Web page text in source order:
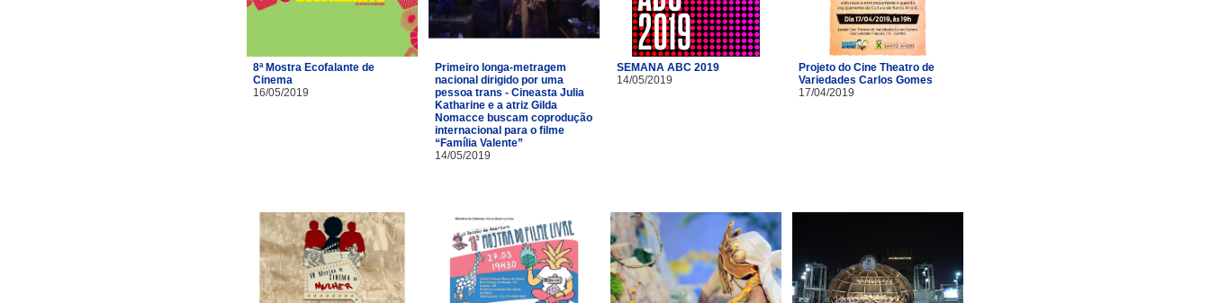
8ª Mostra Ecofalante de
Cinema
16/05/2019
Primeiro longa-metragem
nacional dirigido por uma
pessoa trans - Cineasta Julia
Katharine e a atriz Gilda
Nomacce buscam coprodução
internacional para o filme
“Família Valente”
14/05/2019
SEMANA ABC 2019
14/05/2019
Projeto do Cine Theatro de
Variedades Carlos Gomes
17/04/2019